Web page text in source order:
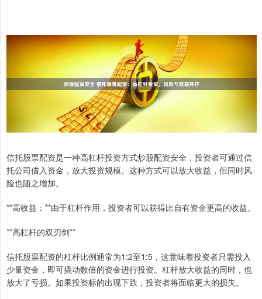
信托股票配资是一种高杠杆投资方式炒股配资安全，投资者可通过信
托公司借入资金，放大投资规模。这种方式可以放大收益，但同时风
险也随之增加。
**高收益：**由于杠杆作用，投资者可以获得比自有资金更高的收益。
**高杠杆的双刃剑**
信托股票配资的杠杆比例通常为1:2至1:5，这意味着投资者只需投入
少量资金，即可撬动数倍的资金进行投资。杠杆放大收益的同时，也
放大了亏损。如果投资标的出现下跌，投资者将面临更大的损失。